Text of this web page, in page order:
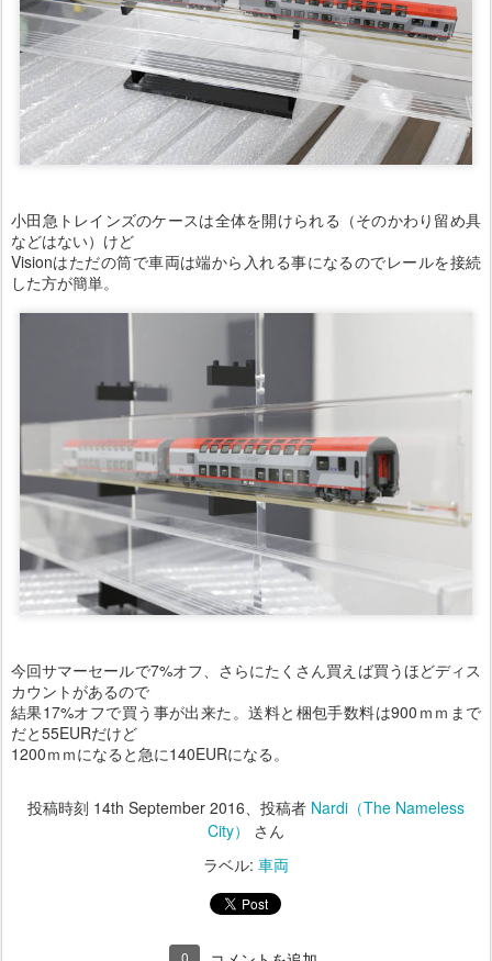
小田急トレインズのケースは全体を開けられる（そのかわり留め具
などはない）けど
Visionはただの筒で車両は端から入れる事になるのでレールを接続
した方が簡単。
今回サマーセールで7%オフ、さらにたくさん買えば買うほどディス
カウントがあるので
結果17%オフで買う事が出来た。送料と梱包手数料は900ｍｍまで
だと55EURだけど
1200ｍｍになると急に140EURになる。
投稿時刻 14th September 2016、投稿者 Nardi（The Nameless
City）
さん
ラベル: 車両
0